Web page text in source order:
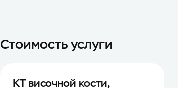
Стоимость услуги
КТ височной кости,